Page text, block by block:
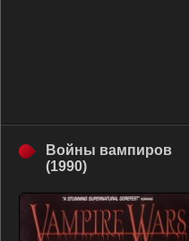
Войны вампиров
(1990)